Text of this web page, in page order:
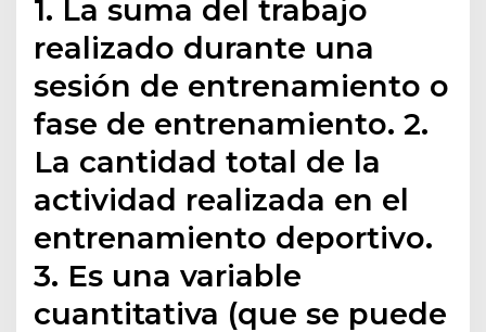
1. La suma del trabajo
realizado durante una
sesión de entrenamiento o
fase de entrenamiento. 2.
La cantidad total de la
actividad realizada en el
entrenamiento deportivo.
3. Es una variable
cuantitativa (que se puede